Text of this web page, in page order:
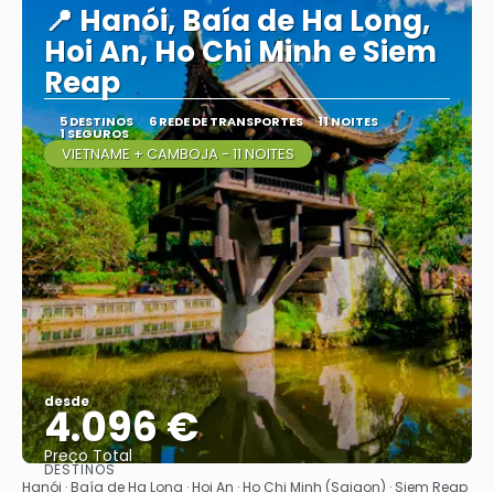
📍 Hanói, Baía de Ha Long,
Hoi An, Ho Chi Minh e Siem
Reap
5 DESTINOS 6 REDE DE TRANSPORTES 11 NOITES
1 SEGUROS
VIETNAME + CAMBOJA - 11 NOITES
desde
4.096 €
Preço Total
Vejo
DESTINOS
Hanói · Baía de Ha Long · Hoi An · Ho Chi Minh (Saigon) · Siem Reap